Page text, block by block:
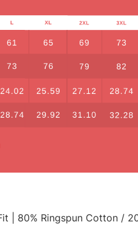
| 80% Ringspun Cotton /